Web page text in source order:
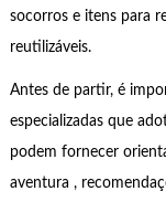
socorros e itens para
reutilizáveis.
Antes de partir, é
especializadas que
podem fornecer
aventura ,